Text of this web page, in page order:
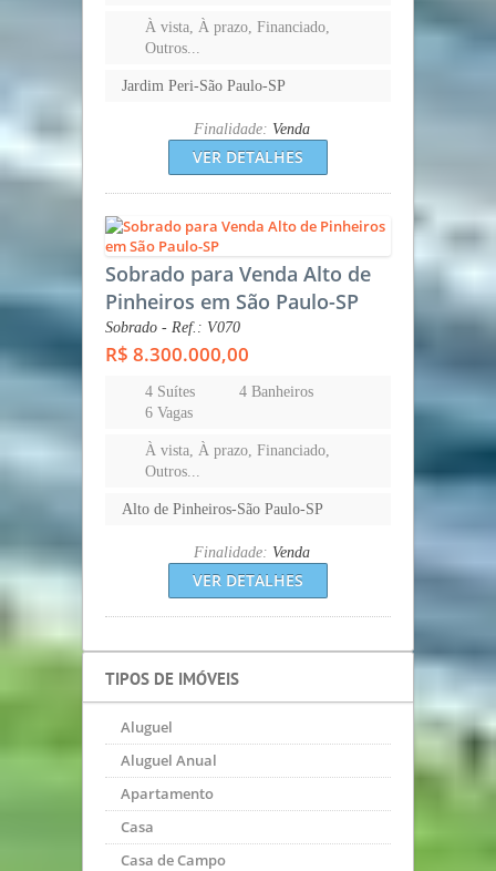
À vista, À prazo, Financiado,
Outros...
Jardim Peri-São Paulo-SP
Finalidade: Venda
VER DETALHES
Sobrado para Venda Alto de
Pinheiros em São Paulo-SP
Sobrado - Ref.: V070
R$ 8.300.000,00
4 Suítes
4 Banheiros
6 Vagas
À vista, À prazo, Financiado,
Outros...
Alto de Pinheiros-São Paulo-SP
Finalidade: Venda
VER DETALHES
TIPOS DE IMÓVEIS
Aluguel
Aluguel Anual
Apartamento
Casa
Casa de Campo